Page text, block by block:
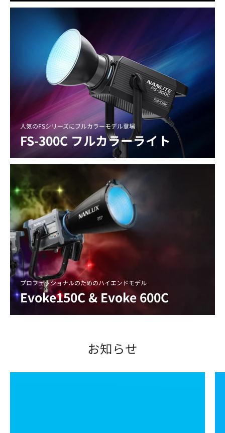
人気のFSシリーズにフルカラーモデル登場
FS-300C フルカラーライト
プロフェッショナルのためのハイエンドモデル
Evoke150C & Evoke 600C
お知らせ